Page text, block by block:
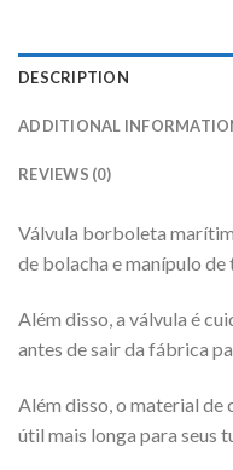
DESCRIPTION
ADDITIONAL
REVIEWS (0)
Válvula borboleta
de bolacha e manípulo
Além disso, a válvula é
antes de sair da fábrica
Além disso, o material de
útil mais longa para seus